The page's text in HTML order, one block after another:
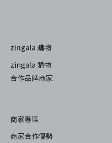
zingala 購物
zingala 購物
合作品牌商家
商家專區
商家合作優勢